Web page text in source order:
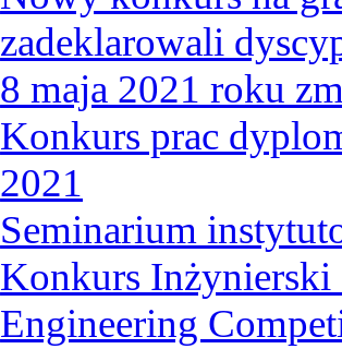
zadeklarowali
8 maja 2021 roku
Konkurs prac
2021
Seminarium
Konkurs
Engineering